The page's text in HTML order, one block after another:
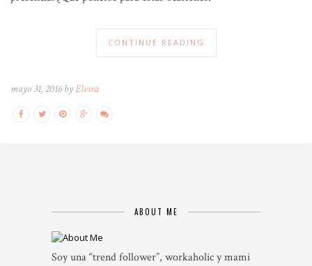
CONTINUE READING
mayo 31, 2016 byElvira
ABOUT ME
Soy una “trend follower”, workaholic y mami